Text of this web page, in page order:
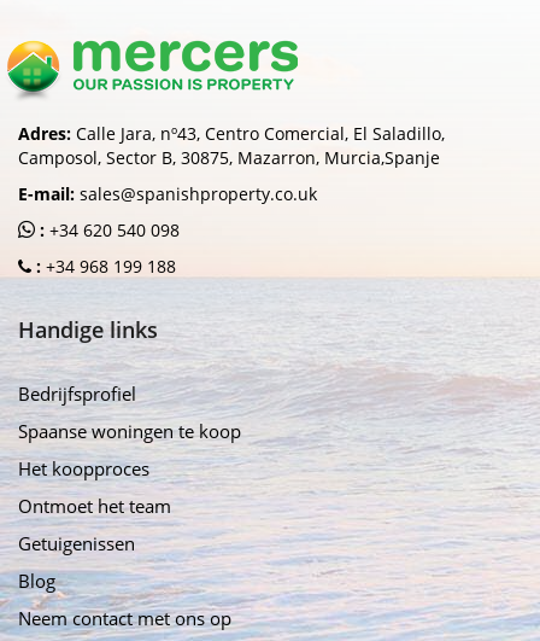
Adres: Calle Jara, nº43, Centro Comercial, El Saladillo,
Camposol, Sector B, 30875, Mazarron, Murcia,Spanje
E-mail: sales@spanishproperty.co.uk
: +34 620 540 098
: +34 968 199 188
Handige links
Bedrijfsprofiel
Spaanse woningen te koop
Het koopproces
Ontmoet het team
Getuigenissen
Blog
Neem contact met ons op